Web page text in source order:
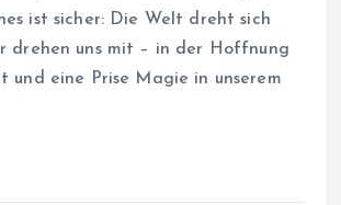
ist sicher: Die Welt dreht sich
drehen uns mit – in der Hoffnung
und eine Prise Magie in unserem